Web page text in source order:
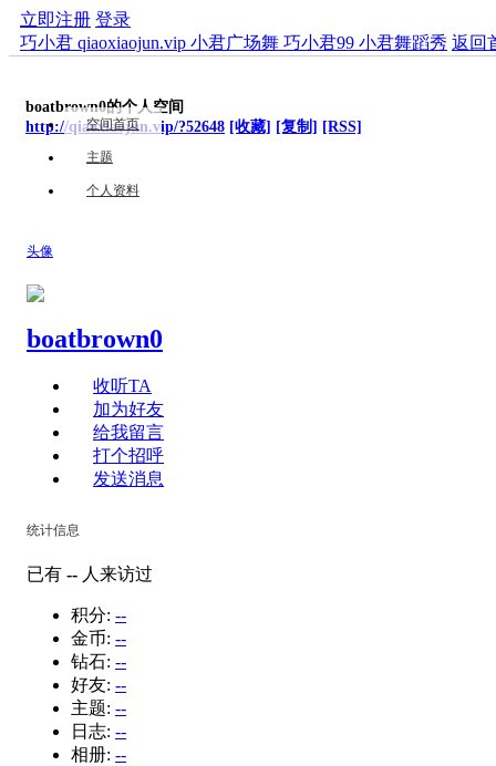
立即注册 登录
巧小君 qiaoxiaojun.vip 小君广场舞 巧小君99 小君舞蹈秀 返回
boatbrown0的个人空间
http://qiaoxiaojun.vip/?52648 [收藏] [复制] [RSS]
空间首页
主题
个人资料
头像
boatbrown0
收听TA
加为好友
给我留言
打个招呼
发送消息
统计信息
已有 -- 人来访过
积分: --
金币: --
钻石: --
好友: --
主题: --
日志: --
相册: --